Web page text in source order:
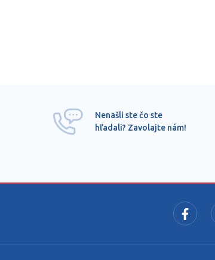
Nenašli ste čo ste
hľadali? Zavolajte nám!